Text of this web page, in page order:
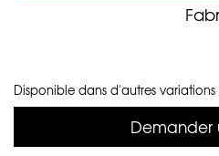
Disponible dans d'autres variations
Demander